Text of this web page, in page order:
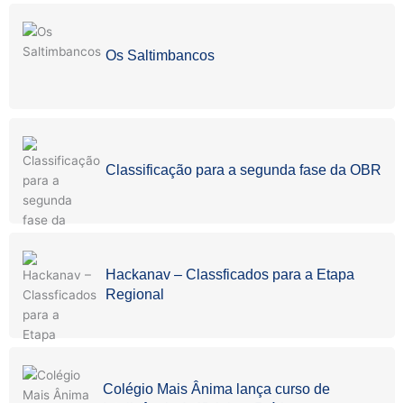
Os Saltimbancos
Classificação para a segunda fase da OBR
Hackanav – Classficados para a Etapa
Regional
Colégio Mais Ânima lança curso de